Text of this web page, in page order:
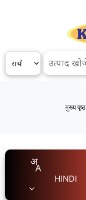
मुख्य पृष्ठ
HINDI